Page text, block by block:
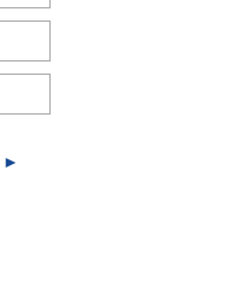
►